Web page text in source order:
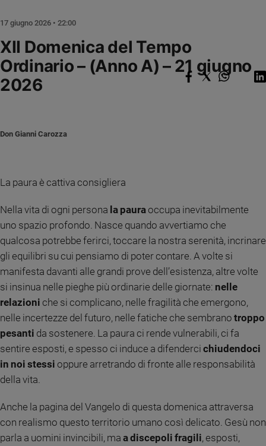
e
Volontariato
Diritti
Aziende
di
della
e
Costume
Cultura
spettacoli
Tv
e
streaming
Libri
Musica
Famiglia
ed
educazione
XII Domenica del Tempo
Ordinario – (Anno A) – 21 giugno
2026
Don Gianni Carozza
17 giugno 2026 • 22:00
La paura è cattiva consigliera
Nella vita di ogni persona la pauraoccupa inevitabilmente
uno spazio profondo. Nasce quando avvertiamo che
qualcosa potrebbe ferirci, toccare la nostra serenità, incrinare
gli equilibri su cui pensiamo di poter contare. A volte si
manifesta davanti alle grandi prove dell’esistenza, altre volte
si insinua nelle pieghe più ordinarie delle giornate: nelle
relazioni che si complicano, nelle fragilità che emergono,
nelle incertezze del futuro, nelle fatiche che sembrano troppo
pesanti da sostenere. La paura ci rende vulnerabili, ci fa
sentire esposti, e spesso ci induce a difenderci chiudendoci
in noi stessi oppure arretrando di fronte alle responsabilità
della vita.
Anche la pagina del Vangelo di questa domenica attraversa
con realismo questo territorio umano così delicato. Gesù non
parla a uomini invincibili, ma a discepoli fragili, esposti,